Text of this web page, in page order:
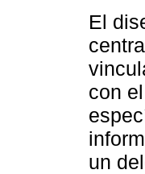
El
con
un